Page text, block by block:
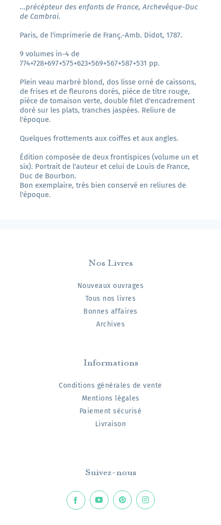
...précépteur des enfants de France, Archevêque-Duc
de Cambrai.
Paris, de l'imprimerie de Franç.-Amb. Didot, 1787.
9 volumes in-4 de
774+728+697+575+623+569+567+587+531 pp.
Plein veau marbré blond, dos lisse orné de caissons,
de frises et de fleurons dorés, pièce de titre rouge,
pièce de tomaison verte, double filet d'encadrement
doré sur les plats, tranches jaspées. Reliure de
l'époque.
Quelques frottements aux coiffes et aux angles.
Édition composée de deux frontispices (volume un et
six). Portrait de l'auteur et celui de Louis de France,
Duc de Bourbon.
Bon exemplaire, très bien conservé en reliures de
l'époque.
Nos Livres
Nouveaux ouvrages
Tous nos livres
Bonnes affaires
Archives
Informations
Conditions générales de vente
Mentions légales
Paiement sécurisé
Livraison
Suivez-nous